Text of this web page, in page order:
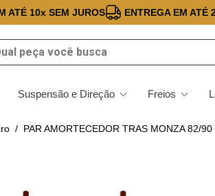
ATÉ 10x SEM JUROS ENTREGA EM ATÉ
peça você busca
Suspensão e Direção Freios
PAR AMORTECEDOR TRAS MONZA 82/